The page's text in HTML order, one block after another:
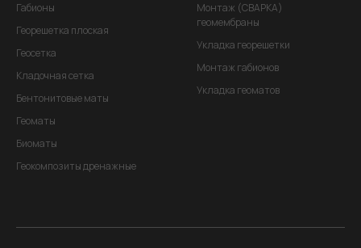
Габионы
Георешетка плоская
Геосетка
Кладочная сетка
Бентонитовые маты
Геоматы
Биоматы
Геокомпозиты дренажные
Монтаж (СВАРКА)
геомембраны
Укладка георешетки
Монтаж габионов
Укладка геоматов